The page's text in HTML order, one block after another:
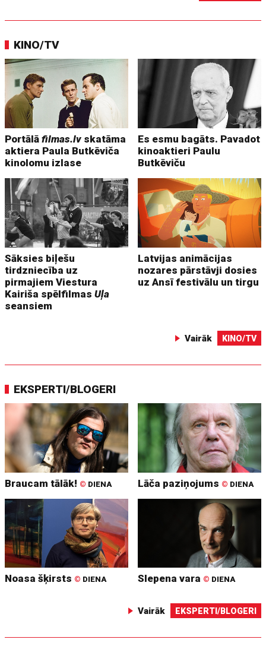
KINO/TV
Portālāfilmas.lv skatāma
aktiera Paula Butkēviča
kinolomu izlase
Es esmu bagāts. Pavadot
kinoaktieri Paulu
Butkēviču
Sāksies biļešu
tirdzniecība uz
pirmajiem Viestura
Kairiša spēlfilmasUļa
seansiem
Latvijas animācijas
nozares pārstāvji dosies
uz Ansī festivālu un tirgu
Vairāk KINO/TV
EKSPERTI/BLOGERI
Braucam tālāk! © DIENA Lāča paziņojums © DIENA
Noasa šķirsts © DIENA Slepena vara © DIENA
Vairāk EKSPERTI/BLOGERI